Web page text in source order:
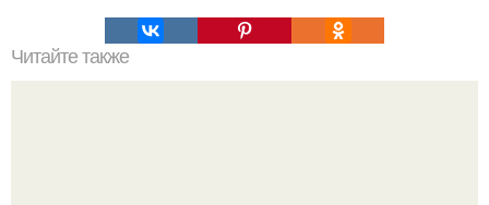
Читайте также